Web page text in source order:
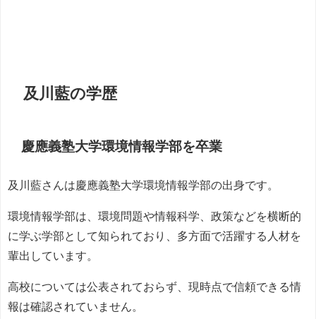
及川藍の学歴
慶應義塾大学環境情報学部を卒業
及川藍さんは慶應義塾大学環境情報学部の出身です。
環境情報学部は、環境問題や情報科学、政策などを横断的
に学ぶ学部として知られており、多方面で活躍する人材を
輩出しています。
高校については公表されておらず、現時点で信頼できる情
報は確認されていません。